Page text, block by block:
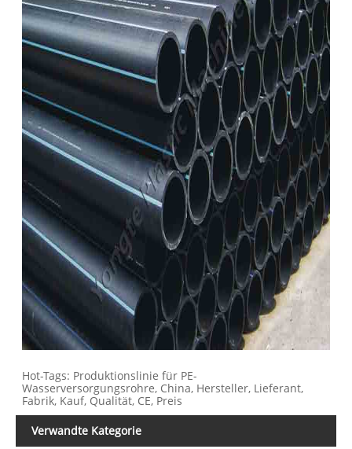
Hot-Tags: Produktionslinie für PE-
Wasserversorgungsrohre, China, Hersteller, Lieferant,
Fabrik, Kauf, Qualität, CE, Preis
Verwandte Kategorie